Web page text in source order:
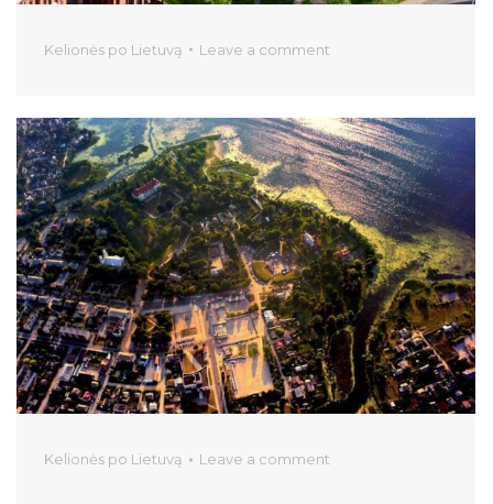
Kelionės po Lietuvą Leave a comment
Kelionės po Lietuvą Leave a comment